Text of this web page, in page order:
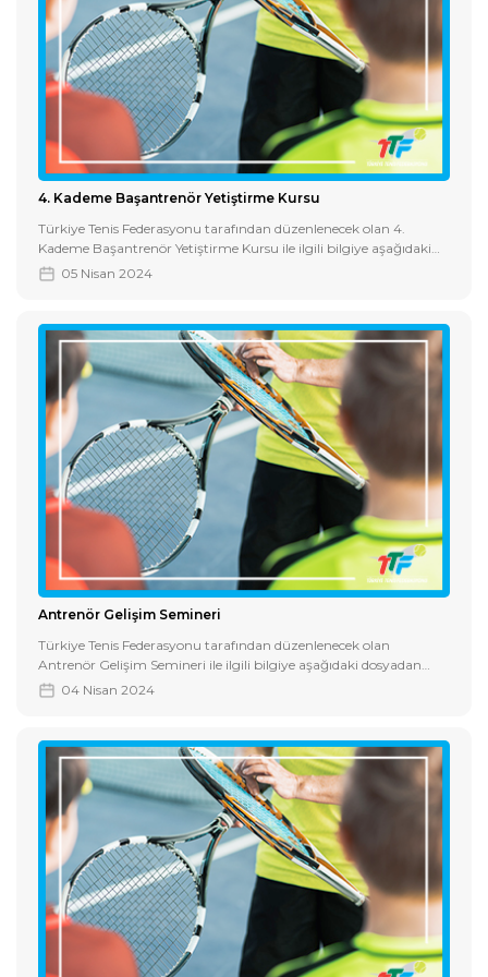
4. Kademe Başantrenör Yetiştirme Kursu
Türkiye Tenis Federasyonu tarafından düzenlenecek olan 4.
Kademe Başantrenör Yetiştirme Kursu ile ilgili bilgiye aşağıdaki
dosyadan erişebilirsiniz.
05 Nisan 2024
Antrenör Gelişim Semineri
Türkiye Tenis Federasyonu tarafından düzenlenecek olan
Antrenör Gelişim Semineri ile ilgili bilgiye aşağıdaki dosyadan
ulaşabilirsiniz.
04 Nisan 2024